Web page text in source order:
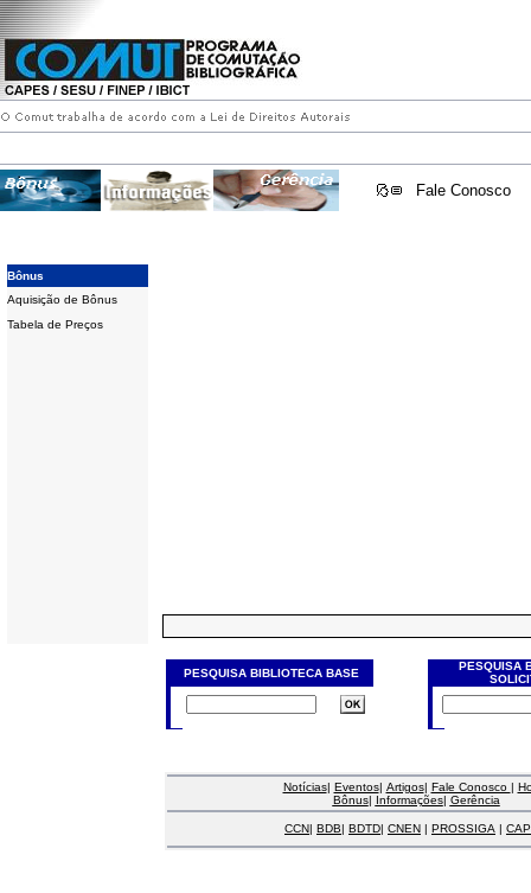
Fale Conosco
Bônus
Aquisição de Bônus
Tabela de Preços
PESQUISA BIBLIOTECA BASE
PESQUISA
Notícias| Eventos| Artigos| Fale Conosco |
Bônus| Informações| Gerência
CCN| BDB| BDTD| CNEN | PROSSIGA |